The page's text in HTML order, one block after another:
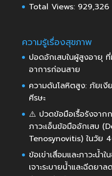
Total Views: 929,326
ความรู้เรื่องสุขภาพ
ปอดอักเสบในผู้สูงอายุ
อาการก่อนสาย
ความดันโลหิตสูง: ภัยเ
ศีรษะ
⚠️ ปวดข้อมือเรื้อรังจาก
ภาวะเอ็นข้อมืออักเสบ
Tenosynovitis) ในวัย
ข้อเข่าเสื่อมและภาวะน้ำ
เจาะระบายน้ำและฉีดยา